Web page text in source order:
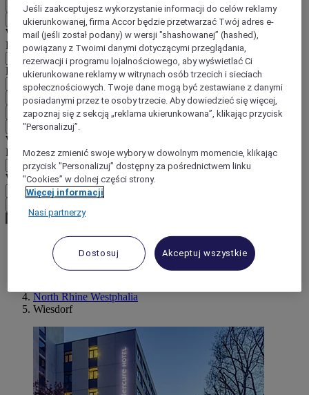
Wstecz
Wybierz kraj i język poniżej
Region
Kraj/region-język
Potwierdź kraj i język
EUR (€)
Wstecz
Wybierz walutę poniżej
Region
Waluta
World
Europe
North Rhine Westphalia
Wiesdorf
Jeśli zaakceptujesz wykorzystanie informacji do celów reklamy
ukierunkowanej, firma Accor będzie przetwarzać Twój adres e-
mail (jeśli został podany) w wersji "shashowanej” (hashed),
powiązany z Twoimi danymi dotyczącymi przeglądania,
rezerwacji i programu lojalnościowego, aby wyświetlać Ci
ukierunkowane reklamy w witrynach osób trzecich i sieciach
społecznościowych. Twoje dane mogą być zestawiane z danymi
posiadanymi przez te osoby trzecie. Aby dowiedzieć się więcej,
zapoznaj się z sekcją „reklama ukierunkowana”, klikając przycisk
"Personalizuj”.
Możesz zmienić swoje wybory w dowolnym momencie, klikając
przycisk "Personalizuj” dostępny za pośrednictwem linku
"Cookies” w dolnej części strony.
Więcej informacji
Nasi partnerzy
Dostosuj Akceptuj wszystkie